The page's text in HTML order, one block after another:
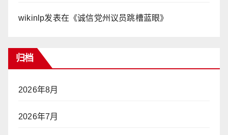
wikinlp发表在《诚信党州议员跳槽蓝眼》
归档
2026年8月
2026年7月